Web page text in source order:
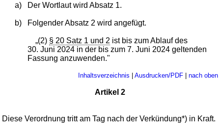
a) Der Wortlaut wird Absatz 1.
b) Folgender Absatz 2 wird angefügt.
„(2) § 20 Satz 1 und 2 ist bis zum Ablauf des
30. Juni 2024 in der bis zum 7. Juni 2024 geltenden
Fassung anzuwenden."
Inhaltsverzeichnis | Ausdrucken/PDF| nach oben
Artikel 2
Diese Verordnung tritt am Tag nach der Verkündung*) in Kraft.